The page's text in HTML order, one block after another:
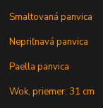
Smaltovaná panvica
Nepriľnavá panvica
Paella panvica
Wok, priemer: 31 cm